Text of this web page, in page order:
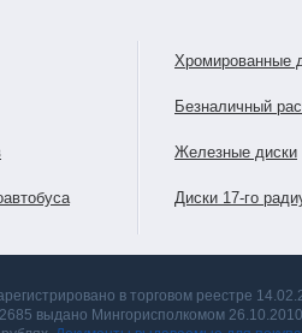
Хромированные
Безналичный
Железные диски
Диски 17-го
в торговом реестре
выдано Мингорисполкомом